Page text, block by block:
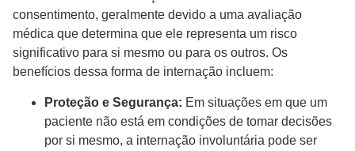
consentimento, geralmente devido a uma avaliação
médica que determina que ele representa um risco
significativo para si mesmo ou para os outros. Os
benefícios dessa forma de internação incluem:
Proteção e Segurança: Em situações em que um
paciente não está em condições de tomar decisões
por si mesmo, a internação involuntária pode ser